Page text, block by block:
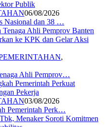
06/08/2026
Nasional dan 38 …
,
Ahli Pemprov…
03/08/2026
Pemerintah Perk…